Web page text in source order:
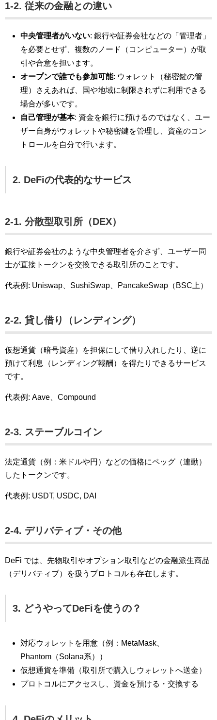
1-2. 従来の金融との違い
中央管理者がいない: 銀行や証券会社などの「管理者」
を必要とせず、複数のノード（コンピューター）が取
引や合意を担います。
オープンで誰でも参加可能: ウォレット（秘密鍵の管
理）さえあれば、国や地域に制限されずに利用できる
場合が多いです。
自己管理が基本: 資金を銀行に預けるのではなく、ユー
ザー自身がウォレットや秘密鍵を管理し、資産のコン
トロールを自分で行います。
2. DeFiの代表的なサービス
2-1. 分散型取引所（DEX）
銀行や証券会社のような中央管理者を介さず、ユーザー同
士が直接トークンを交換できる取引所のことです。
代表例: Uniswap、SushiSwap、PancakeSwap（BSC上）
2-2. 貸し借り（レンディング）
仮想通貨（暗号資産）を担保にして借り入れしたり、逆に
預けて利息（レンディング報酬）を得たりできるサービス
です。
代表例: Aave、Compound
2-3. ステーブルコイン
法定通貨（例：米ドルや円）などの価格にペッグ（連動）
したトークンです。
代表例: USDT, USDC, DAI
2-4. デリバティブ・その他
DeFi では、先物取引やオプション取引などの金融派生商品
（デリバティブ）を扱うプロトコルも存在します。
3. どうやってDeFiを使うの？
対応ウォレットを用意（例：MetaMask、
Phantom（Solana系））
仮想通貨を準備（取引所で購入しウォレットへ送金）
プロトコルにアクセスし、資金を預ける・交換する